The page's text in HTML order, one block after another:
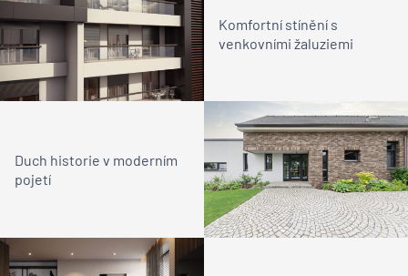
Komfortní stínění s
venkovními žaluziemi
Duch historie v moderním
pojetí